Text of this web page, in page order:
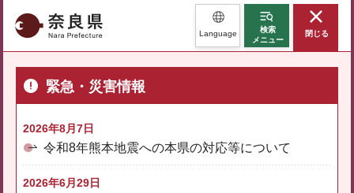
奈良県 Language
検索
メニュー
閉じる
緊急・災害情報
2026年8月7日
令和8年熊本地震への本県の対応等について
2026年6月29日